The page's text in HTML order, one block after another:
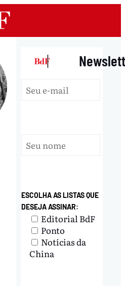
|
ESCOLHA AS LISTAS QUE
DESEJA ASSINAR:
Editorial BdF
Ponto
Notícias da
China